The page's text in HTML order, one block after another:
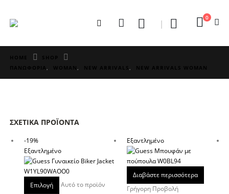
0
ΠΑΝΩΦΟΡΙΑ, WOMAN, NEW ARRIVALS,
ΣΧΕΤΙΚΆ ΠΡΟΪΌΝΤΑ
-19%
Εξαντλημένο
Επιλογή
Αυτό το προϊόν
Εξαντλημένο
Διαβάστε περισσότερα
Γρήγορη Προβολή